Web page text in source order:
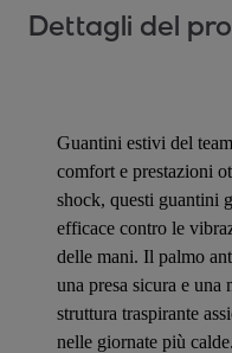
Dettagli del
Guantini estivi del
comfort e prestazioni
shock, questi guantini
efficace contro le
delle mani. Il palmo
una presa sicura e una
struttura traspirante
nelle giornate più calde.